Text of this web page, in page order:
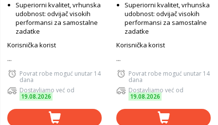
Superiorni kvalitet, vrhunska
udobnost: odvijač visokih
performansi za samostalne
zadatke
Korisnička korist
...
Povrat robe moguć unutar 14
dana
Dostavljamo već od
19.08.2026
Superiorni kvalitet, vrhunska
udobnost: odvijač visokih
performansi za samostalne
zadatke
Korisnička korist
...
Povrat robe moguć unutar 14
dana
Dostavljamo već od
19.08.2026